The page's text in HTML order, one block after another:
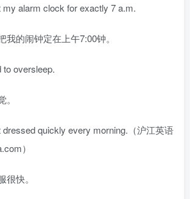
my alarm clock for exactly 7 a.m.
我的闹钟定在上午7:00钟。
to oversleep.
dressed quickly every morning.（沪江英语
）
快。